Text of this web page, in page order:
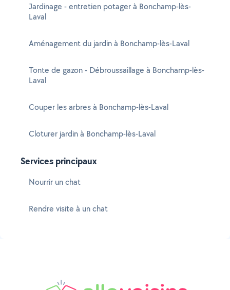
Jardinage - entretien potager à Bonchamp-lès-
Laval
Aménagement du jardin à Bonchamp-lès-Laval
Tonte de gazon - Débroussaillage à Bonchamp-lès-
Laval
Couper les arbres à Bonchamp-lès-Laval
Cloturer jardin à Bonchamp-lès-Laval
Services principaux
Nourrir un chat
Rendre visite à un chat